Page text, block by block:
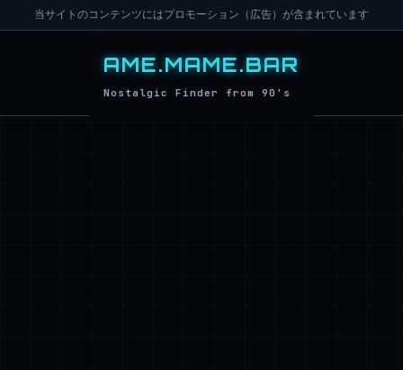
当サイトのコンテンツにはプロモーション（広告）が含まれています